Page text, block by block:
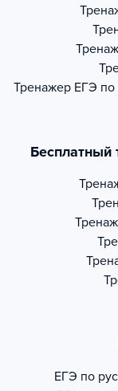
Тренажер ЕГЭ по
Бесплатный
ЕГЭ по